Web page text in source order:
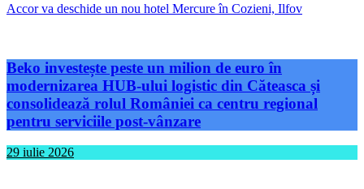
Accor va deschide un nou hotel Mercure în Cozieni, Ilfov
Beko investește peste un milion de euro în
modernizarea HUB-ului logistic din Căteasca și
consolidează rolul României ca centru regional
pentru serviciile post-vânzare
29 iulie 2026